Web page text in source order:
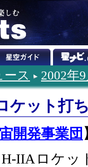
ース 2002年
ケット打
開発事業団
IIAロケッ